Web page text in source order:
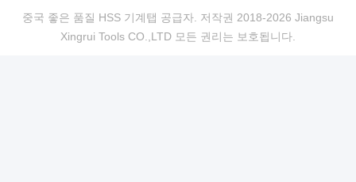
중국 좋은 품질 HSS 기계탭 공급자. 저작권 2018-2026 Jiangsu
Xingrui Tools CO.,LTD 모든 권리는 보호됩니다.